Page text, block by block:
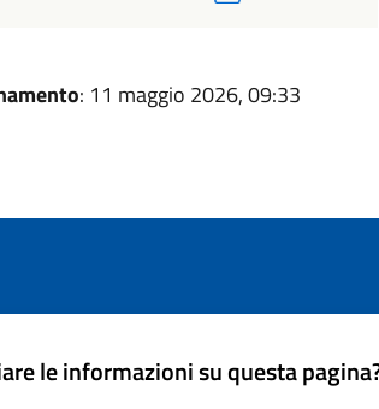
: 11 maggio 2026, 09:33
le informazioni su questa